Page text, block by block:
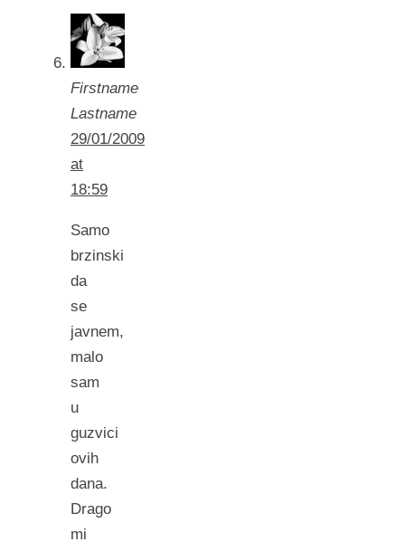
Firstname
Lastname
29/01/2009
at
18:59
Samo
brzinski
da
se
javnem,
malo
sam
u
guzvici
ovih
dana.
Drago
mi